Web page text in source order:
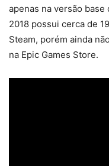
apenas na versão
2018 possui cerca de
Steam, porém ainda
na Epic Games Store.